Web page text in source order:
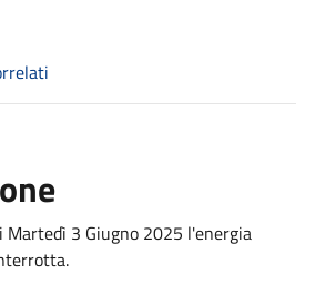
Martedì 3 Giugno 2025 l'energia